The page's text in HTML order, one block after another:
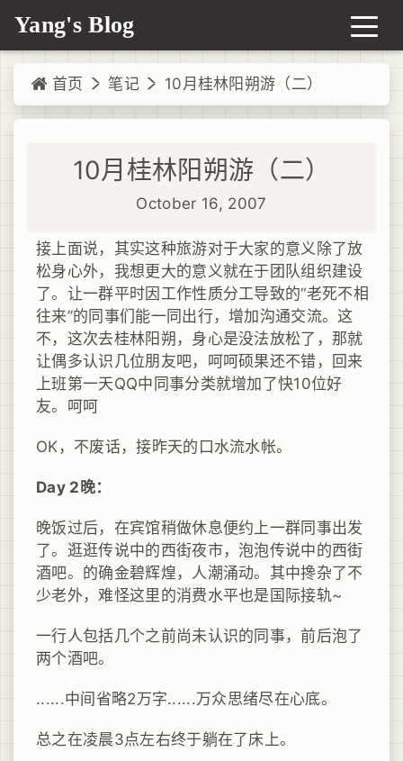
Yang's Blog
首页 笔记 10月桂林阳朔游（二）
10月桂林阳朔游（二）
October 16, 2007
接上面说，其实这种旅游对于大家的意义除了放
松身心外，我想更大的意义就在于团队组织建设
了。让一群平时因工作性质分工导致的“老死不相
往来”的同事们能一同出行，增加沟通交流。这
不，这次去桂林阳朔，身心是没法放松了，那就
让偶多认识几位朋友吧，呵呵硕果还不错，回来
上班第一天QQ中同事分类就增加了快10位好
友。呵呵
OK，不废话，接昨天的口水流水帐。
Day 2晚：
晚饭过后，在宾馆稍做休息便约上一群同事出发
了。逛逛传说中的西街夜市，泡泡传说中的西街
酒吧。的确金碧辉煌，人潮涌动。其中搀杂了不
少老外，难怪这里的消费水平也是国际接轨~
一行人包括几个之前尚未认识的同事，前后泡了
两个酒吧。
......中间省略2万字......万众思绪尽在心底。
总之在凌晨3点左右终于躺在了床上。